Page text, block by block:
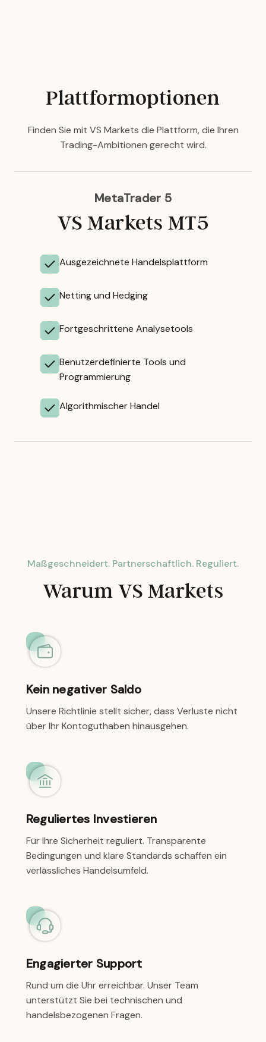
Plattformoptionen
Finden Sie mit VS Markets die Plattform, die Ihren
Trading-Ambitionen gerecht wird.
MetaTrader 5
VS Markets MT5
Ausgezeichnete Handelsplattform
Netting und Hedging
Fortgeschrittene Analysetools
Benutzerdefinierte Tools und
Programmierung
Algorithmischer Handel
Maßgeschneidert. Partnerschaftlich. Reguliert.
Warum VS Markets
Kein negativer Saldo
Unsere Richtlinie stellt sicher, dass Verluste nicht
über Ihr Kontoguthaben hinausgehen.
Reguliertes Investieren
Für Ihre Sicherheit reguliert. Transparente
Bedingungen und klare Standards schaffen ein
verlässliches Handelsumfeld.
Engagierter Support
Rund um die Uhr erreichbar. Unser Team
unterstützt Sie bei technischen und
handelsbezogenen Fragen.